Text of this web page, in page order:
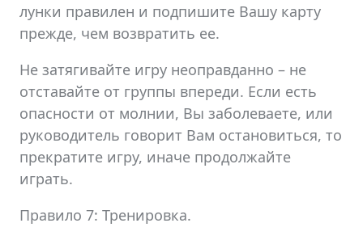
лунки правилен и подпишите Вашу карту
прежде, чем возвратить ее.
Не затягивайте игру неоправданно – не
отставайте от группы впереди. Если есть
опасности от молнии, Вы заболеваете, или
руководитель говорит Вам остановиться, то
прекратите игру, иначе продолжайте
играть.
Правило 7: Тренировка.